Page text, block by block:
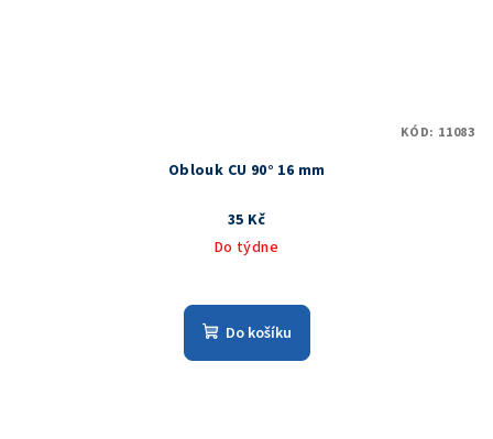
Oblouk CU 90° 16 mm
35 Kč
Do týdne
Do košíku
KÓD: 11083